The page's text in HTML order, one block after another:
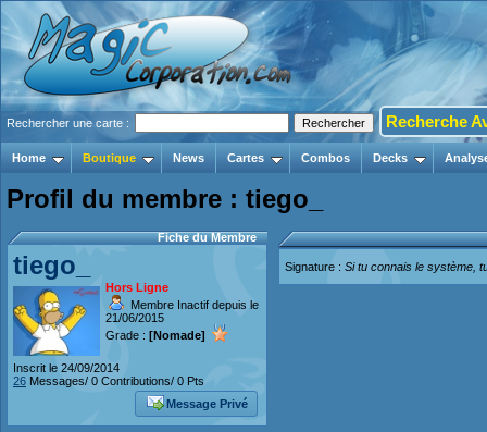
Rechercher une carte : Recherche
Home Boutique News Cartes Combos Decks
Profil du membre : tiego_
Fiche du Membre
tiego_
Hors Ligne
Membre Inactif depuis le
21/06/2015
Grade : [Nomade]
Inscrit le 24/09/2014
26 Messages/ 0 Contributions/ 0 Pts
Message Privé
Signature : Si tu connais le système,